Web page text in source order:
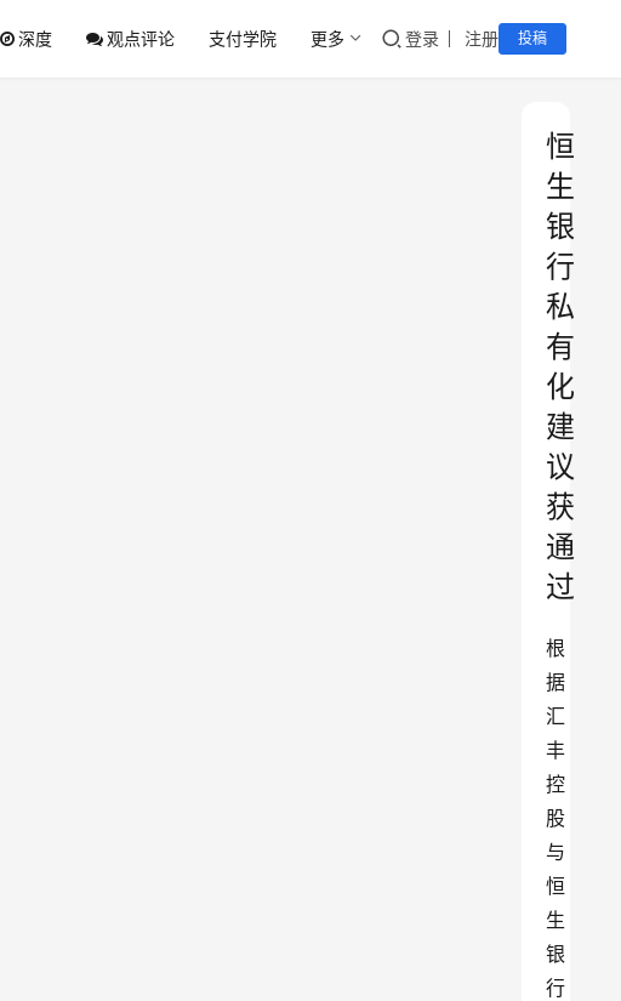
深度 观点评论 支付学院 更多 登录 注册 投稿
恒
生
银
行
私
有
化
建
议
获
通
过
根
据
汇
丰
控
股
与
恒
生
银
行